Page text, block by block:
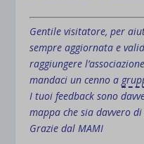
Gentile visitatore, per
sempre aggiornata e
raggiungere
mandaci un cenno a
I tuoi feedback sono
mappa che sia davvero
Grazie dal MAMI